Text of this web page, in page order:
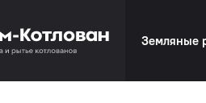
Земляные